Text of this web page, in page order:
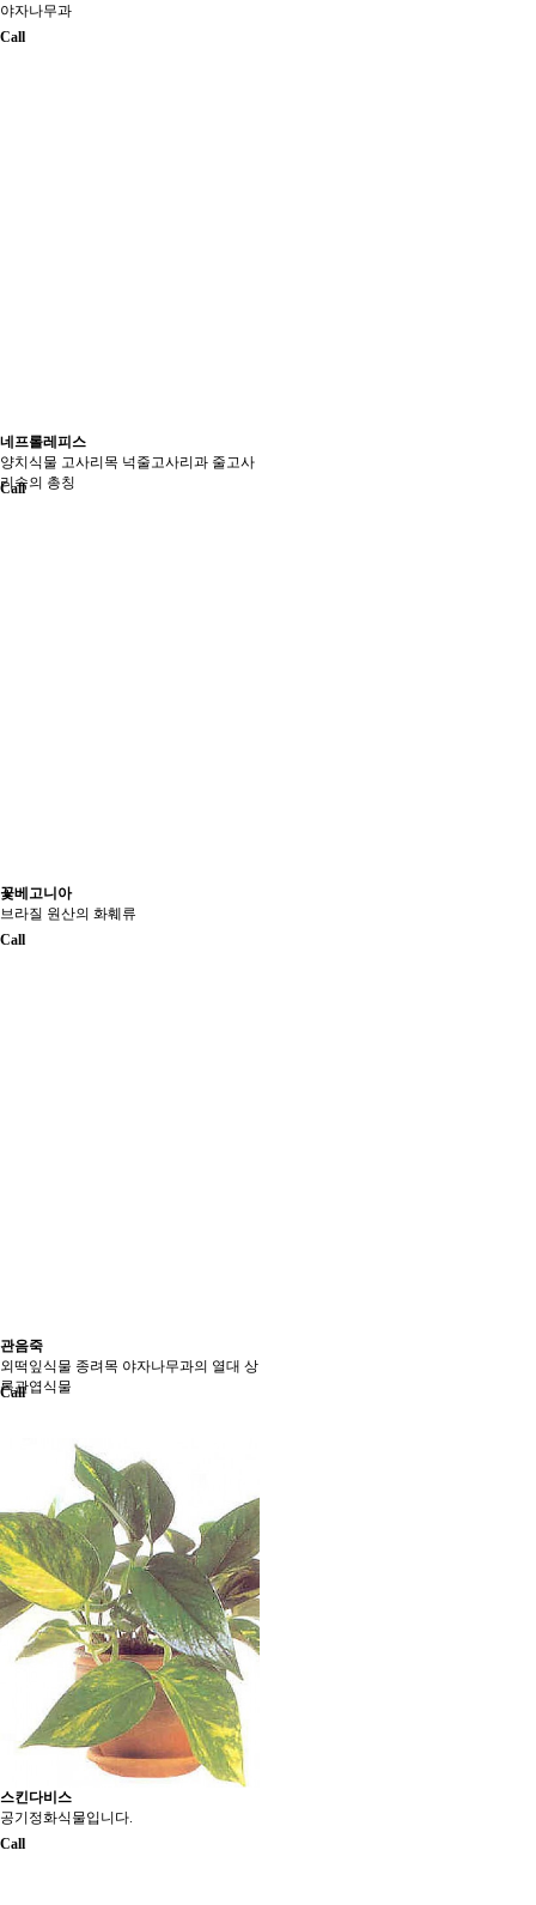
야자나무과
Call
네프롤레피스
양치식물 고사리목 넉줄고사리과 줄고사
리속의 총칭
Call
꽃베고니아
브라질 원산의 화훼류
Call
관음죽
외떡잎식물 종려목 야자나무과의 열대 상
록관엽식물
Call
스킨다비스
공기정화식물입니다.
Call